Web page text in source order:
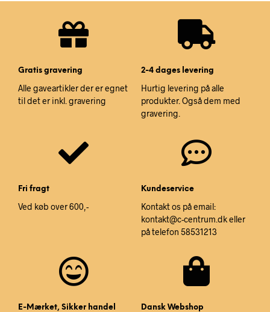
Gratis gravering
Alle gaveartikler der er egnet
til det er inkl. gravering
2-4 dages levering
Hurtig levering på alle
produkter. Også dem med
gravering.
Fri fragt
Ved køb over 600,-
Kundeservice
Kontakt os på email:
kontakt@c-centrum.dk eller
på telefon 58531213
E-Mærket, Sikker handel Dansk Webshop